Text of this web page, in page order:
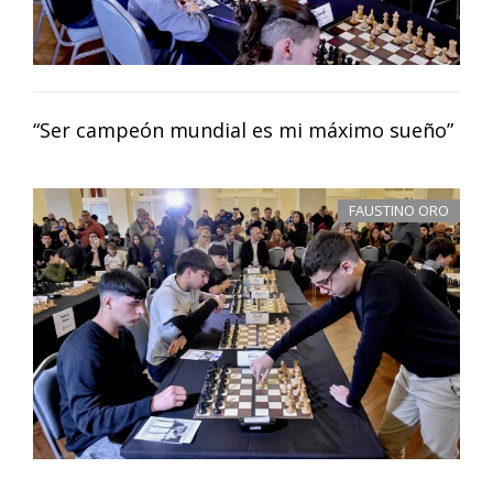
“Ser campeón mundial es mi máximo sueño”
FAUSTINO ORO